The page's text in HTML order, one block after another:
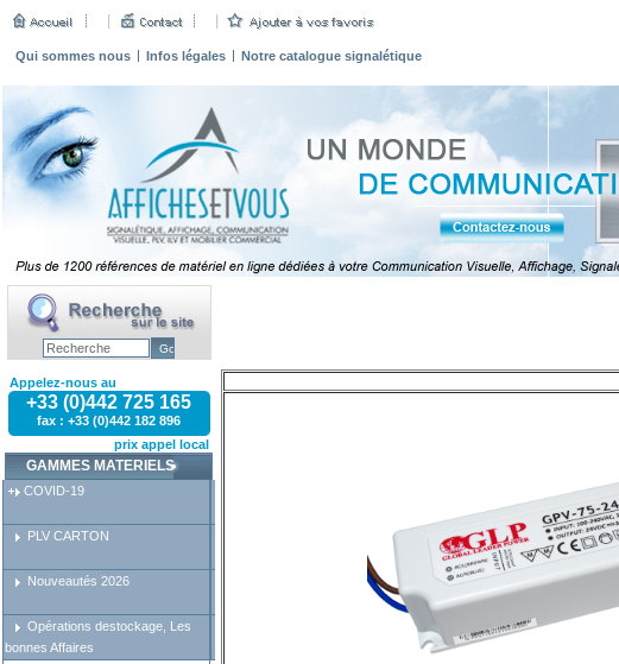
Qui sommes nous Infos légales Notre catalogue signalétique
Appelez-nous au
+33 (0)442 725 165
fax : +33 (0)442 182 896
prix appel local
GAMMES MATERIELS
COVID-19
PLV CARTON
Nouveautés 2026
Opérations destockage, Les
bonnes Affaires